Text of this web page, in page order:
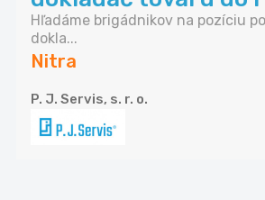
Hľadáme brigádnikov na pozíciu
dokla...
Nitra
P. J. Servis, s. r. o.